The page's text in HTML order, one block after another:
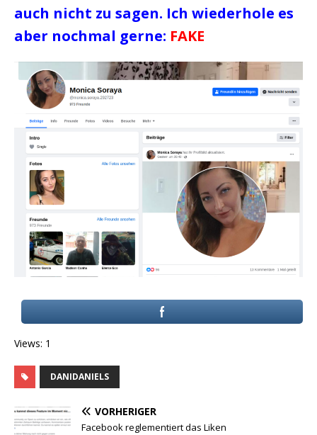
auch nicht zu sagen. Ich wiederhole es
aber nochmal gerne: FAKE
Views: 1
DANIDANIELS
VORHERIGER
Facebook reglementiert das Liken